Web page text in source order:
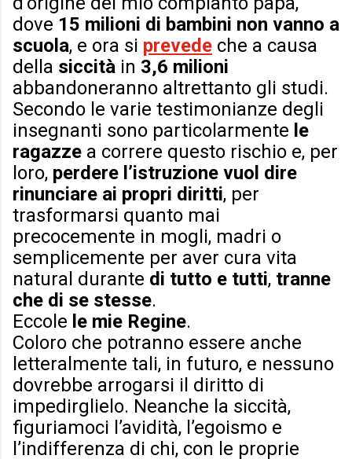
dove 15 milioni di bambini non vanno a
scuola, e ora si prevede che a causa
della siccità in 3,6 milioni
abbandoneranno altrettanto gli studi.
Secondo le varie testimonianze degli
insegnanti sono particolarmente le
ragazze a correre questo rischio e, per
loro, perdere l’istruzione vuol dire
rinunciare ai propri diritti, per
trasformarsi quanto mai
precocemente in mogli, madri o
semplicemente per aver cura vita
natural durante di tutto e tutti, tranne
che di se stesse.
Eccole le mie Regine.
Coloro che potranno essere anche
letteralmente tali, in futuro, e nessuno
dovrebbe arrogarsi il diritto di
impedirglielo. Neanche la siccità,
figuriamoci l’avidità, l’egoismo e
l’indifferenza di chi, con le proprie